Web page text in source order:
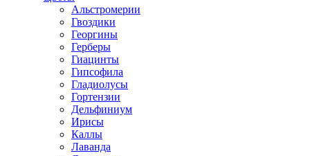
Альстромерии
Гвоздики
Георгины
Герберы
Гиацинты
Гипсофила
Гладиолусы
Гортензии
Дельфиниум
Ирисы
Каллы
Лаванда